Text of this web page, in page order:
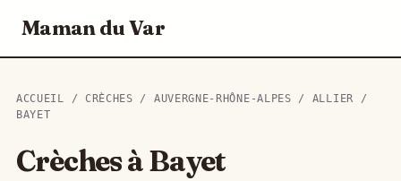
Maman du Var
ACCUEIL / CRÈCHES / AUVERGNE-RHÔNE-ALPES / ALLIER /
BAYET
Crèches à Bayet